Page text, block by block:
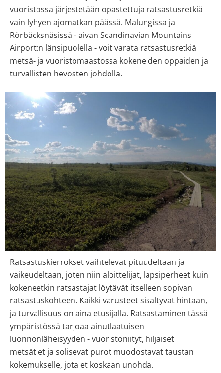
vuoristossa järjestetään opastettuja ratsastusretkiä
vain lyhyen ajomatkan päässä. Malungissa ja
Rörbäcksnäsissä - aivan Scandinavian Mountains
Airport:n länsipuolella - voit varata ratsastusretkiä
metsä- ja vuoristomaastossa kokeneiden oppaiden ja
turvallisten hevosten johdolla.
Ratsastuskierrokset vaihtelevat pituudeltaan ja
vaikeudeltaan, joten niin aloittelijat, lapsiperheet kuin
kokeneetkin ratsastajat löytävät itselleen sopivan
ratsastuskohteen. Kaikki varusteet sisältyvät hintaan,
ja turvallisuus on aina etusijalla. Ratsastaminen tässä
ympäristössä tarjoaa ainutlaatuisen
luonnonläheisyyden - vuoristoniityt, hiljaiset
metsätiet ja solisevat purot muodostavat taustan
kokemukselle, jota et koskaan unohda.